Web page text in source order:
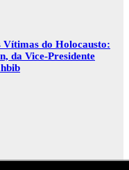
Vítimas do Holocausto:
da Vice-Presidente